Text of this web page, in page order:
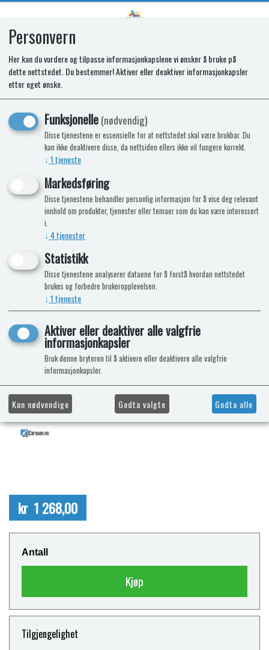
SPARES KIT - CR TRI HOB GLASS
LID CHQ LH
kr 1 268,00
Antall
Kjøp
Tilgjengelighet
Personvern
Her kan du vurdere og tilpasse informasjonkapslene vi ønsker å bruke på
dette nettstedet. Du bestemmer! Aktiver eller deaktiver informasjonkapsler
etter eget ønske.
Funksjonelle(nødvendig)
Disse tjenestene er essensielle for at nettstedet skal være brukbar. Du
kan ikke deaktivere disse, da nettsiden ellers ikke vil fungere korrekt.
↓ 1tjeneste
Markedsføring
Disse tjenestene behandler personlig informasjon for å vise deg relevant
innhold om produkter, tjenester eller temaer som du kan være interessert
i.
↓ 4tjenester
Statistikk
Disse tjenestene analyserer dataene for å forstå hvordan nettstedet
brukes og forbedre brukeropplevelsen.
↓ 1tjeneste
Aktiver eller deaktiver alle valgfrie
informasjonkapsler
Bruk denne bryteren til å aktivere eller deaktivere alle valgfrie
informasjonkapsler.
Kun nødvendige Godta valgte Godta alle